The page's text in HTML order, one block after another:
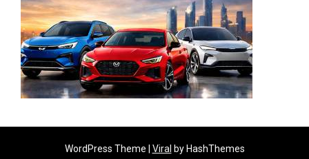
WordPress Theme | Viral by HashThemes